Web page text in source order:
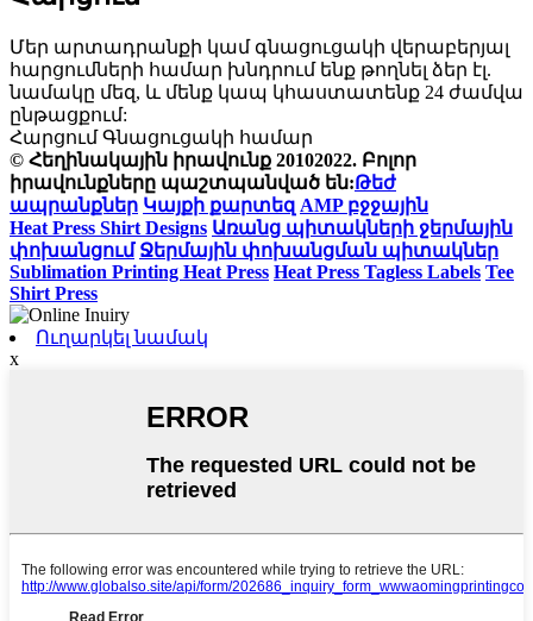
Մեր արտադրանքի կամ գնացուցակի վերաբերյալ
հարցումների համար խնդրում ենք թողնել ձեր էլ.
նամակը մեզ, և մենք կապ կհաստատենք 24 ժամվա
ընթացքում:
Հարցում Գնացուցակի համար
© Հեղինակային իրավունք 20102022. Բոլոր
իրավունքները պաշտպանված են:Թեժ
ապրանքներ Կայքի քարտեզ AMP բջջային
Heat Press Shirt Designs Առանց պիտակների ջերմային
փոխանցում Ջերմային փոխանցման պիտակներ
Sublimation Printing Heat Press Heat Press Tagless Labels Tee
Shirt Press
Ուղարկել նամակ
x